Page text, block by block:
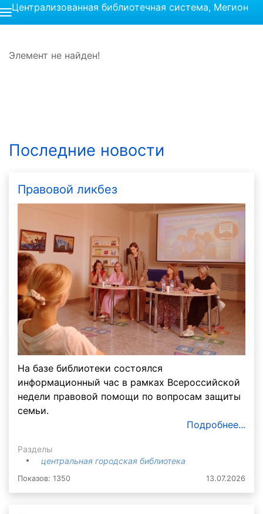
Централизованная библиотечная система, Мегион
Элемент не найден!
Последние новости
Правовой ликбез
На базе библиотеки состоялся
информационный час в рамках Всероссийской
недели правовой помощи по вопросам защиты
семьи.
Подробнее...
Разделы
центральная городская библиотека
Показов: 1350 13.07.2026